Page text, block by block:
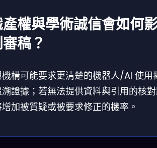
權與學術誠信會如何
稿？
構可能要求更清楚的機器人/AI 使用
證據；若無法提供資料與引用的核
加被質疑或被要求修正的機率。